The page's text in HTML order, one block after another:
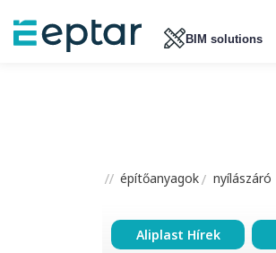
BIM solutions
építőanyagok nyílászáró
Aliplast Hírek